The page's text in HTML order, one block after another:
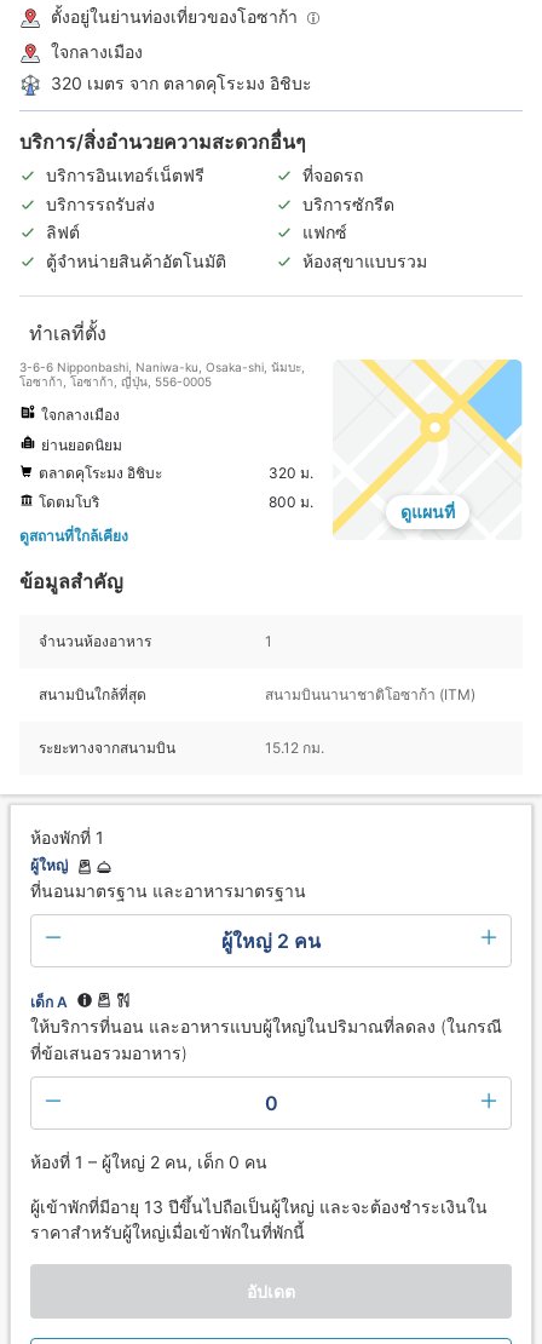
ตั้งอยู่ในย่านท่องเที่ยวของโอซาก้า
ใจกลางเมือง
320 เมตร จาก ตลาดคุโระมง อิชิบะ
บริการ/สิ่งอำนวยความสะดวกอื่นๆ
บริการอินเทอร์เน็ตฟรี
ที่จอดรถ
บริการรถรับส่ง
บริการซักรีด
ลิฟต์
แฟกซ์
ตู้จำหน่ายสินค้าอัตโนมัติ
ห้องสุขาแบบรวม
ทำเลที่ตั้ง
3-6-6 Nipponbashi, Naniwa-ku, Osaka-shi, นัมบะ,
โอซาก้า, โอซาก้า, ญี่ปุ่น, 556-0005
ใจกลางเมือง
ย่านยอดนิยม
ตลาดคุโระมง อิชิบะ
320 ม.
โดตมโบริ
800 ม.
ดูสถานที่ใกล้เคียง
ดูแผนที่
ข้อมูลสำคัญ
จำนวนห้องอาหาร 1
สนามบินใกล้ที่สุด สนามบินนานาชาติโอซาก้า (ITM)
ระยะทางจากสนามบิน 15.12 กม.
ห้องพักที่ 1
ผู้ใหญ่
ที่นอนมาตรฐาน และอาหารมาตรฐาน
ผู้ใหญ่ 2 คน
เด็ก A
ให้บริการที่นอน และอาหารแบบผู้ใหญ่ในปริมาณที่ลดลง (ในกรณี
ที่ข้อเสนอรวมอาหาร)
0
ห้องที่ 1 – ผู้ใหญ่ 2 คน, เด็ก 0 คน
ผู้เข้าพักที่มีอายุ 13 ปีขึ้นไปถือเป็นผู้ใหญ่ และจะต้องชำระเงินใน
ราคาสำหรับผู้ใหญ่เมื่อเข้าพักในที่พักนี้
อัปเดต